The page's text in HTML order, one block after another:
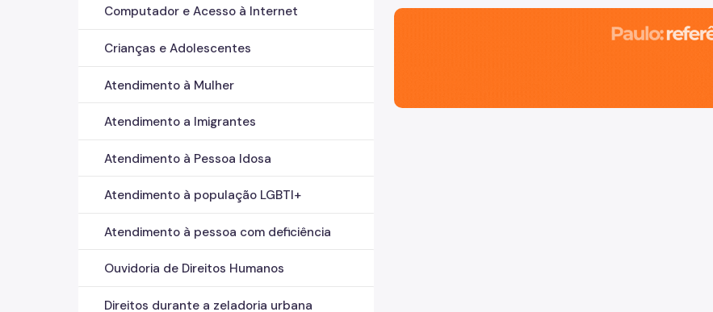
Computador e Acesso à Internet
Crianças e Adolescentes
Atendimento à Mulher
Atendimento a Imigrantes
Atendimento à Pessoa Idosa
Atendimento à população LGBTI+
Atendimento à pessoa com deficiência
Ouvidoria de Direitos Humanos
Direitos durante a zeladoria urbana
São Paulo, cidade inteligente, resiliente e sustentável